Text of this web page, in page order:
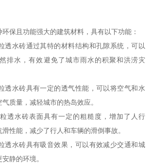
保且功能强大的建筑材料，具有以下功能：
透水砖通过其特的材料结构和孔隙系统，可以
排水，有效避免了城市雨水的积聚和洪涝灾
透水砖具有一定的透气性能，可以将空气和水
质量，减轻城市的热岛效应。
透水砖表面具有一定的粗糙度，增加了人行
性能，减少了行人和车辆的滑倒事故。
透水砖具有吸音效果，可以有效减少交通和城
静的环境。